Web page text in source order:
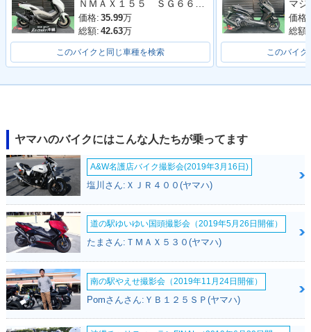
価格: 35.99万
総額: 42.63万
このバイクと同じ車種を検索
価格:
総額:
このバイ
ヤマハのバイクにはこんな人たちが乗ってます
A&W名護店バイク撮影会(2019年3月16日)
塩川さん:ＸＪＲ４００(ヤマハ)
道の駅ゆいゆい国頭撮影会（2019年5月26日開催）
たまさん:ＴＭＡＸ５３０(ヤマハ)
南の駅やえせ撮影会（2019年11月24日開催）
Pomさんさん:ＹＢ１２５ＳＰ(ヤマハ)